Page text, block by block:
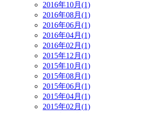
2016年10月(1)
2016年08月(1)
2016年06月(1)
2016年04月(1)
2016年02月(1)
2015年12月(1)
2015年10月(1)
2015年08月(1)
2015年06月(1)
2015年04月(1)
2015年02月(1)